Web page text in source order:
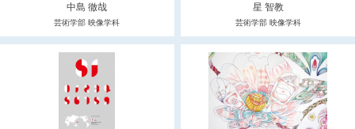
中島 徹哉
芸術学部 映像学科
星 智教
芸術学部 映像学科